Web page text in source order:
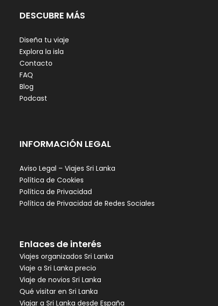
DESCUBRE MÁS
Diseña tu viaje
Explora la isla
Contacto
FAQ
Blog
Podcast
INFORMACIÓN LEGAL
Aviso Legal – Viajes Sri Lanka
Política de Cookies
Política de Privacidad
Política de Privacidad de Redes Sociales
Enlaces de interés
Viajes organizados Sri Lanka
Viaje a Sri Lanka precio
Viaje de novios Sri Lanka
Qué visitar en Sri Lanka
Viajar a Sri Lanka desde España